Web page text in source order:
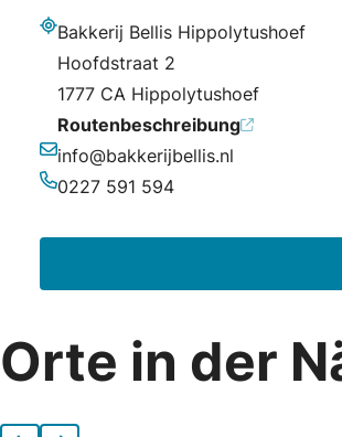
Bakkerij Bellis Hippolytushoef
Hoofdstraat 2
1777 CA Hippolytushoef
Routenbeschreibung
E-Mail-Adresse
info@bakkerijbellis.nl
0227 591 594
Orte in der